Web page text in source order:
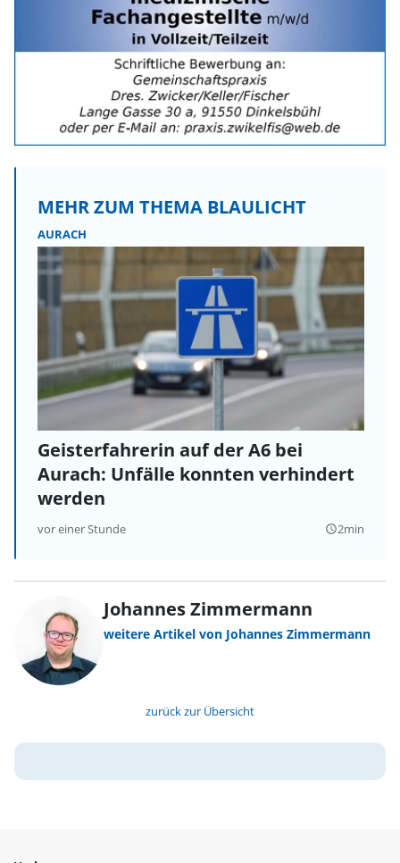
MEHR ZUM THEMA BLAULICHT
AURACH
Geisterfahrerin auf der A6 bei
Aurach: Unfälle konnten verhindert
werden
vor einer Stunde query_builder2min
Johannes Zimmermann
weitere Artikel von Johannes Zimmermann
zurück zur Übersicht